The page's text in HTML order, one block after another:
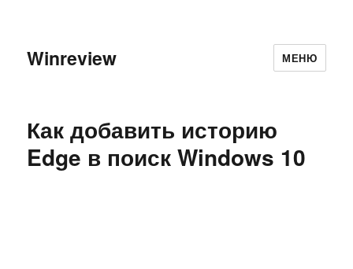
Winreview МЕНЮ
Как добавить историю
Edge в поиск Windows 10